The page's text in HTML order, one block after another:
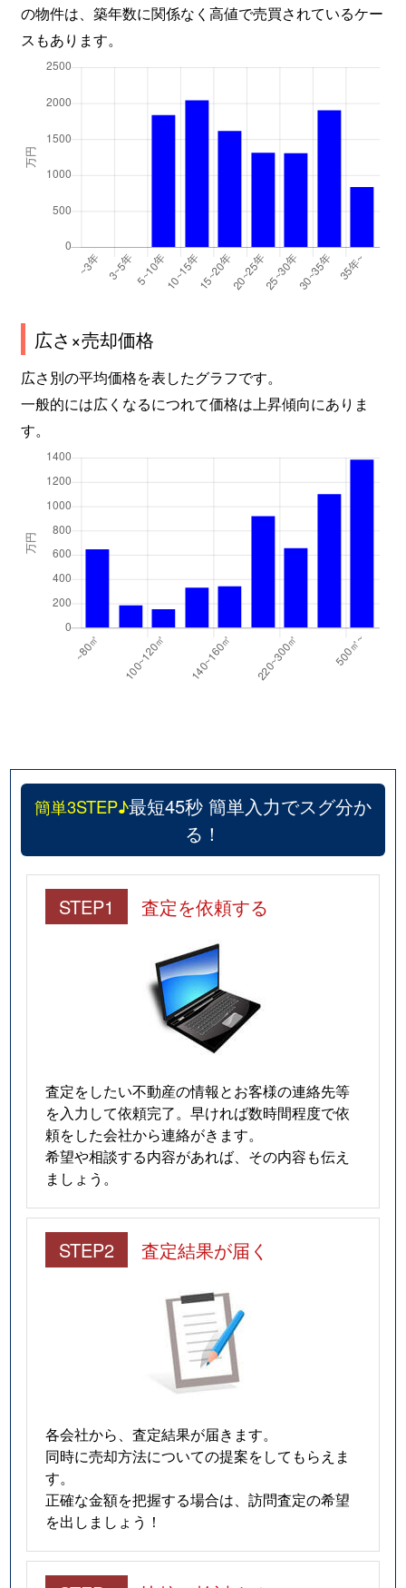
の物件は、築年数に関係なく高値で売買されているケー
スもあります。
広さ×売却価格
広さ別の平均価格を表したグラフです。
一般的には広くなるにつれて価格は上昇傾向にありま
す。
簡単3STEP♪最短45秒 簡単入力でスグ分か
る！
STEP1 査定を依頼する
査定をしたい不動産の情報とお客様の連絡先等
を入力して依頼完了。早ければ数時間程度で依
頼をした会社から連絡がきます。
希望や相談する内容があれば、その内容も伝え
ましょう。
STEP2 査定結果が届く
各会社から、査定結果が届きます。
同時に売却方法についての提案をしてもらえま
す。
正確な金額を把握する場合は、訪問査定の希望
を出しましょう！